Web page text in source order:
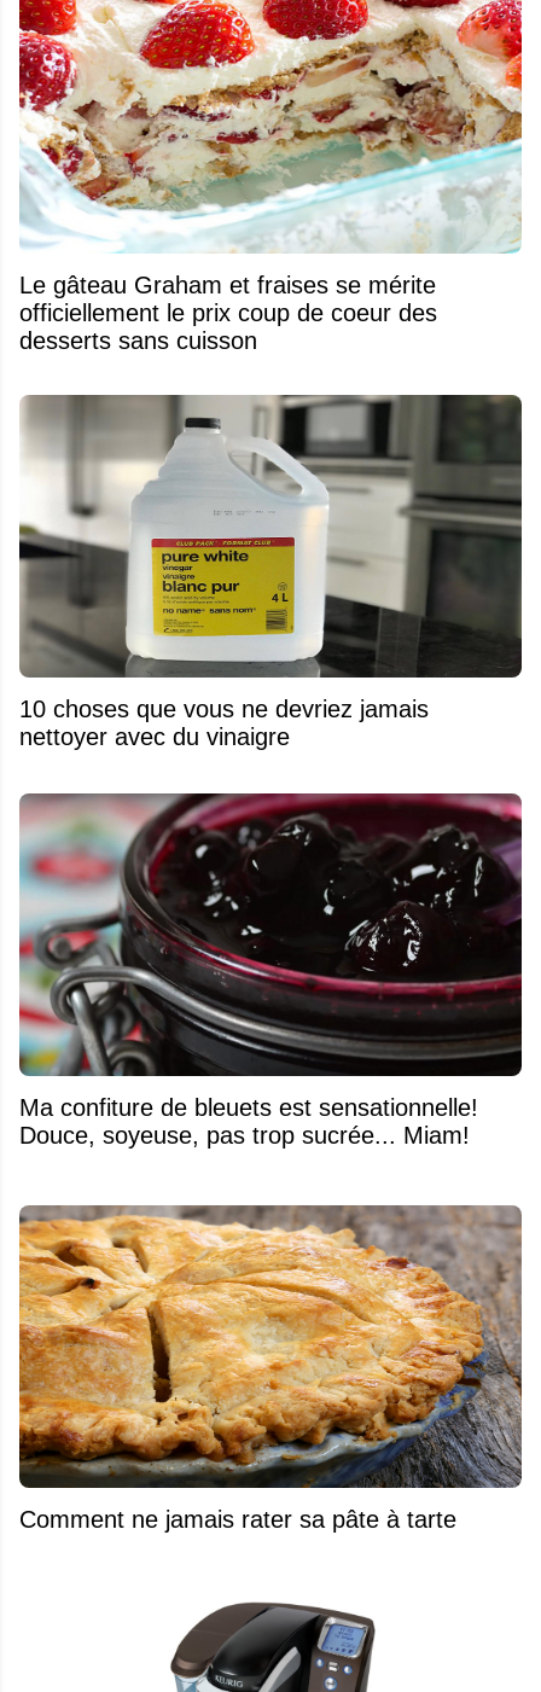
Le gâteau Graham et fraises se mérite
officiellement le prix coup de coeur des
desserts sans cuisson
10 choses que vous ne devriez jamais
nettoyer avec du vinaigre
Ma confiture de bleuets est sensationnelle!
Douce, soyeuse, pas trop sucrée... Miam!
Comment ne jamais rater sa pâte à tarte